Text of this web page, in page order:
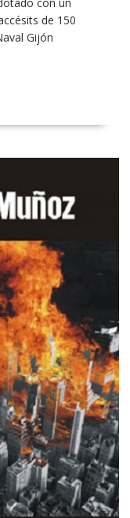
de 150
Gijón